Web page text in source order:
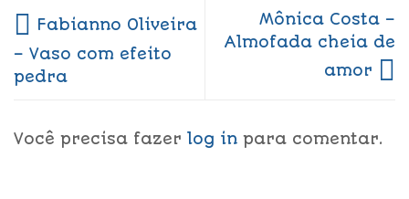
Fabianno Oliveira
– Vaso com efeito
pedra
Mônica Costa –
Almofada cheia de
amor
Você precisa fazer log in para comentar.